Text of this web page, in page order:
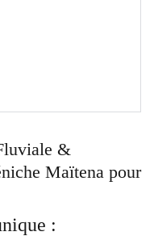
&
Maïtena pour
: